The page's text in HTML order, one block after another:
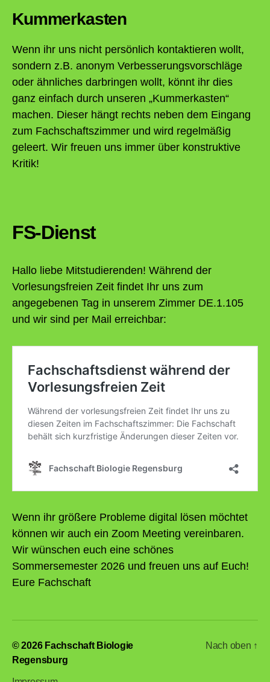
Kummerkasten
Wenn ihr uns nicht persönlich kontaktieren wollt,
sondern z.B. anonym Verbesserungsvorschläge
oder ähnliches darbringen wollt, könnt ihr dies
ganz einfach durch unseren „Kummerkasten“
machen. Dieser hängt rechts neben dem Eingang
zum Fachschaftszimmer und wird regelmäßig
geleert. Wir freuen uns immer über konstruktive
Kritik!
FS-Dienst
Hallo liebe Mitstudierenden! Während der
Vorlesungsfreien Zeit findet Ihr uns zum
angegebenen Tag in unserem Zimmer DE.1.105
und wir sind per Mail erreichbar:
Wenn ihr größere Probleme digital lösen möchtet
können wir auch ein Zoom Meeting vereinbaren.
Wir wünschen euch eine schönes
Sommersemester 2026 und freuen uns auf Euch!
Eure Fachschaft
© 2026 Fachschaft Biologie
Regensburg
Nach oben ↑